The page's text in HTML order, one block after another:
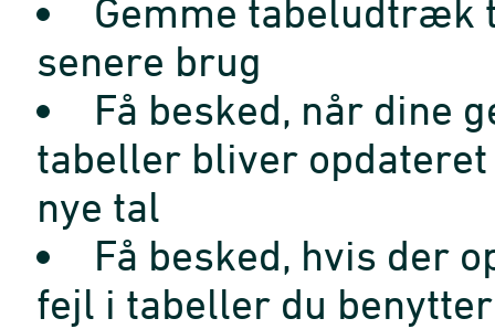
Gemme tabeludtræk
senere brug
Få besked, når dine
tabeller bliver opdateret
nye tal
Få besked, hvis der
fejl i tabeller du benytter